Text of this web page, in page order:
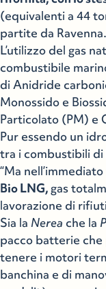
(equivalenti a 44
partite da Ravenna.
L’utilizzo del gas
combustibile
di Anidride
Monossido e
Particolato (PM) e
Pur essendo un
tra i combustibili
“Ma
Bio LNG, gas
lavorazione di
Sia la Nerea che la
pacco batterie
tenere i motori
banchina e di